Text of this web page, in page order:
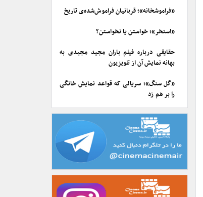
«فراموشخانه»؛ قربانیان فراموش‌شده‌ی تاریخ
«استخر»؛ خواستن یا نخواستن؟
حقایقی درباره فیلم باران مجید مجیدی به
بهانه نمایش آن از تلویزیون
«گل سنگ»؛ سریالی که قواعد نمایش خانگی
را بر هم زد